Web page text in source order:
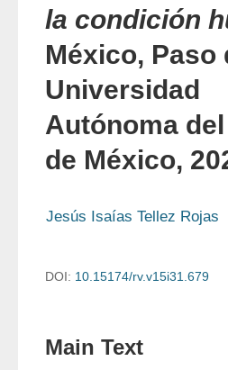
la condición
México, Paso
Universidad
Autónoma
de México,
Jesús Isaías Tellez Rojas
DOI: 10.15174/rv.v15i31.679
Main Text